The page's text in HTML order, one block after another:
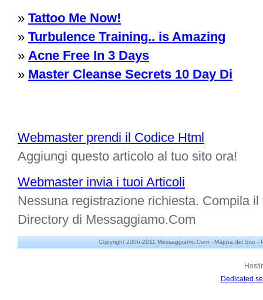
» Tattoo Me Now!
» Turbulence Training.. is Amazing
» Acne Free In 3 Days
» Master Cleanse Secrets 10 Day Di
Webmaster prendi il Codice Html
Aggiungi questo articolo al tuo sito ora!
Webmaster invia i tuoi Articoli
Nessuna registrazione richiesta. Compila
Directory di Messaggiamo.Com
Copyright 2006-2011 Messaggiamo.Com - Mappa del Sito -
Dedicated